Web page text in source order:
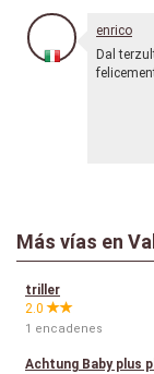
enrico
Dal
Más vías en
triller
2.0
1 encadenes
Achtung Baby plus